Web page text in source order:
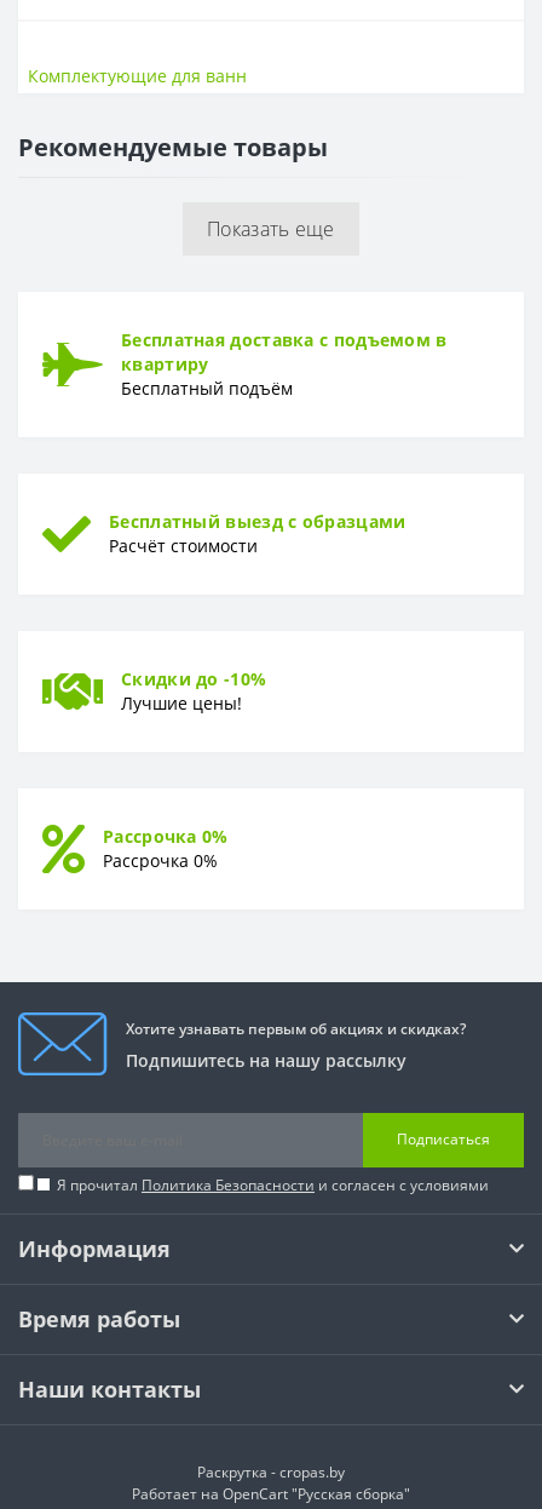
Высота, см
Коллекция UNIVERSAL, LORENA, SANTANA, NIKE, FLAVIA, VIRGO, ZEN
Комплектующие для ванн
Рекомендуемые товары
Показать еще
Бесплатная доставка с подъемом в
квартиру
Бесплатный подъём
Бесплатный выезд с образцами
Расчёт стоимости
Скидки до -10%
Лучшие цены!
Рассрочка 0%
Рассрочка 0%
Хотите узнавать первым об акциях и скидках?
Подпишитесь на нашу рассылку
Подписаться
Я прочитал Политика Безопасности и согласен с условиями
Информация
Время работы
Наши контакты
Раскрутка -cropas.by
Работает на OpenCart "Русская сборка"